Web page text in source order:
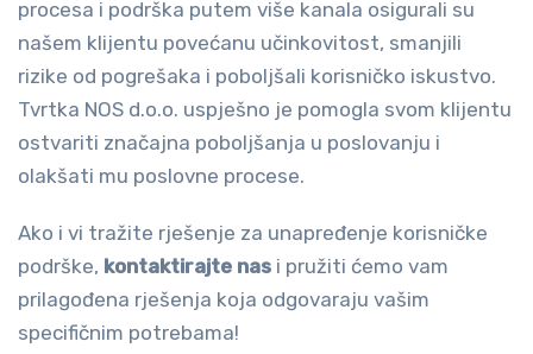
procesa i podrška putem više kanala osigurali su
našem klijentu povećanu učinkovitost, smanjili
rizike od pogrešaka i poboljšali korisničko iskustvo.
Tvrtka NOS d.o.o. uspješno je pomogla svom klijentu
ostvariti značajna poboljšanja u poslovanju i
olakšati mu poslovne procese.
Ako i vi tražite rješenje za unapređenje korisničke
podrške, kontaktirajte nas i pružiti ćemo vam
prilagođena rješenja koja odgovaraju vašim
specifičnim potrebama!